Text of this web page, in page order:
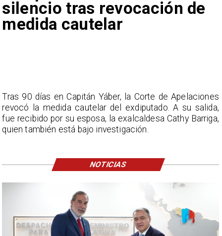
silencio tras revocación de
medida cautelar
Tras 90 días en Capitán Yáber, la Corte de Apelaciones
revocó la medida cautelar del exdiputado. A su salida,
fue recibido por su esposa, la exalcaldesa Cathy Barriga,
quien también está bajo investigación.
NOTICIAS